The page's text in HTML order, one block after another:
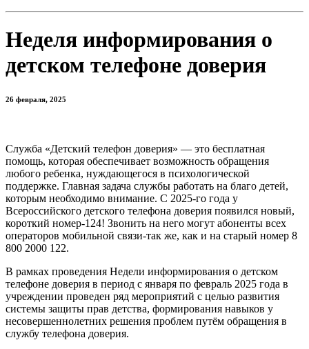
Неделя информирования о
детском телефоне доверия
26 февраля, 2025
Служба «Детский телефон доверия» — это бесплатная
помощь, которая обеспечивает возможность обращения
любого ребенка, нуждающегося в психологической
поддержке. Главная задача службы работать на благо детей,
которым необходимо внимание. С 2025-го года у
Всероссийского детского телефона доверия появился новый,
короткий номер-124! Звонить на него могут абоненты всех
операторов мобильной связи-так же, как и на старый номер 8
800 2000 122.
В рамках проведения Недели информирования о детском
телефоне доверия в период с января по февраль 2025 года в
учреждении проведен ряд мероприятий с целью развития
системы защиты прав детства, формирования навыков у
несовершеннолетних решения проблем путём обращения в
службу телефона доверия.